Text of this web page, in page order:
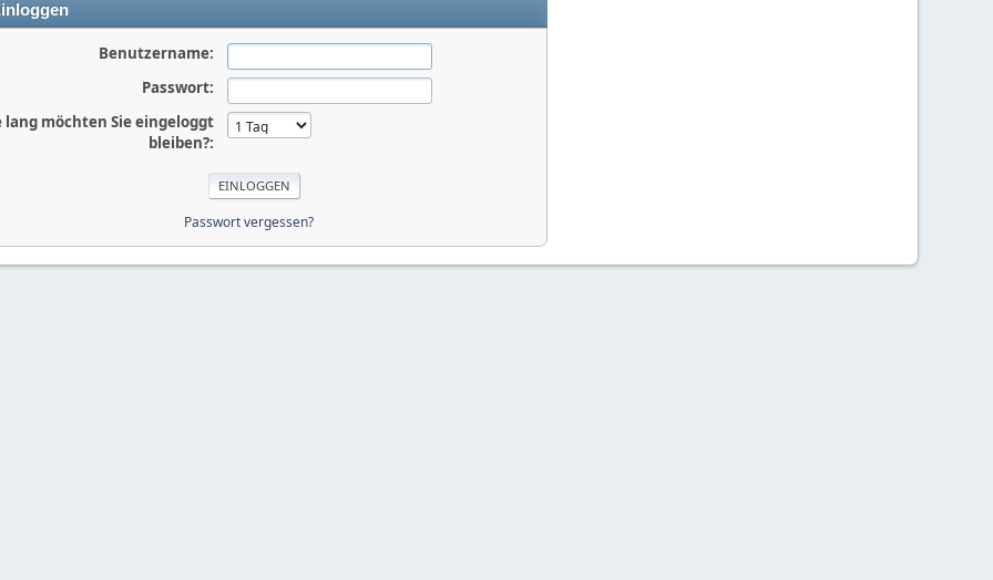
Benutzername:
Passwort:
lang möchten Sie eingeloggt
bleiben?:
Passwort vergessen?